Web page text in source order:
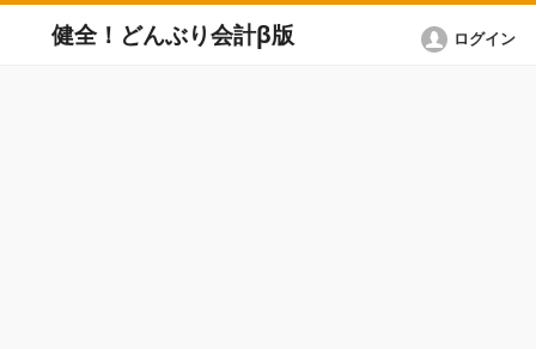
健全！どんぶり会計β版 ログイン